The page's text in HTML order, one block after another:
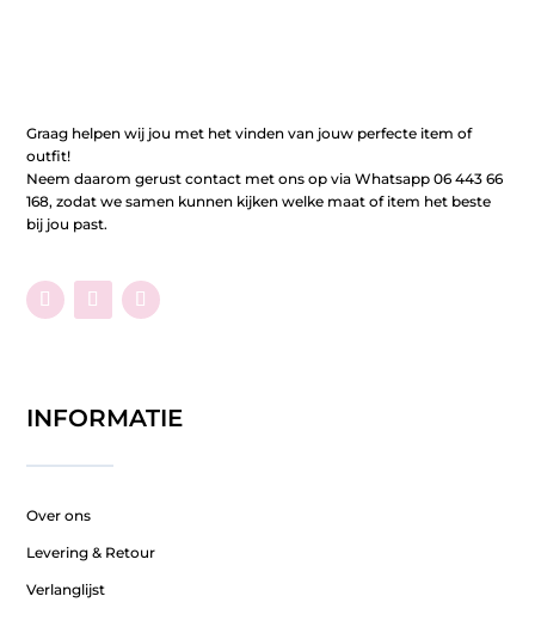
Graag helpen wij jou met het vinden van jouw perfecte item of
outfit!
Neem daarom gerust contact met ons op via Whatsapp 06 443 66
168, zodat we samen kunnen kijken welke maat of item het beste
bij jou past.
INFORMATIE
Over ons
Levering & Retour
Verlanglijst